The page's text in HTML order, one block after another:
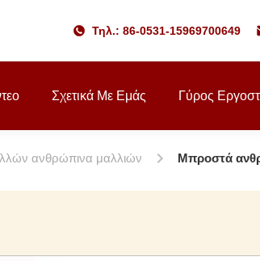
Τηλ.: 86-0531-15969700649
Σχετικά Με Εμάς Γύρος
ανθρώπινα μαλλιών Μπροστά